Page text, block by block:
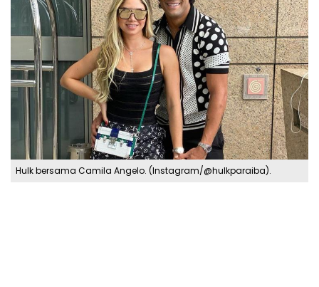
Hulk bersama Camila Angelo. (Instagram/@hulkparaiba).